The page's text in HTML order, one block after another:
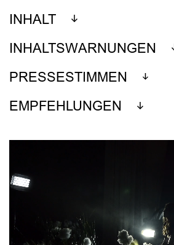
INHALT
INHALTSWARNUNGEN
PRESSESTIMMEN
EMPFEHLUNGEN